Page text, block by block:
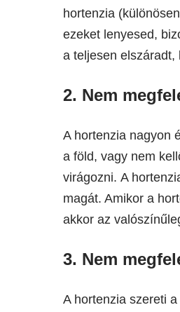
hortenzia
ezeket lenyesed,
a teljesen
2. Nem
A hortenzia nagyon
a föld, vagy nem
virágozni. A
magát. Amikor a
akkor az
3. Nem
A hortenzia szereti